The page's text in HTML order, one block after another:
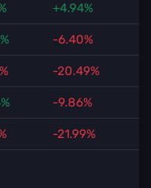
+4.94%
-6.40%
-20.49%
-9.86%
-21.99%